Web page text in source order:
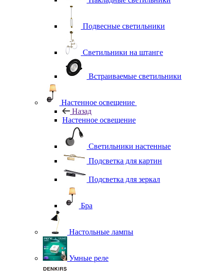
Подвесные светильники
Светильники на штанге
Встраиваемые светильники
Настенное освещение
Назад
Настенное освещение
Светильники настенные
Подсветка для картин
Подсветка для зеркал
Бра
Настольные лампы
Умные реле